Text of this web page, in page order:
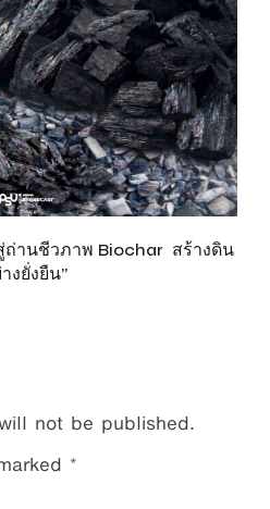
ถ่านชีวภาพ Biochar สร้างดิน
งยั่งยืน”
not be published.
*